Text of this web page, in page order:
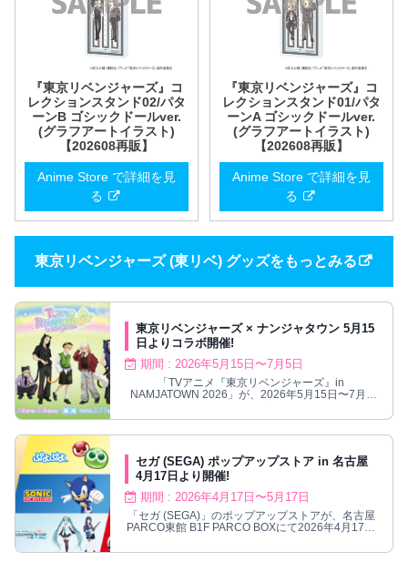
『東京リベンジャーズ』コ
レクションスタンド02/パタ
ーンB ゴシックドールver.
(グラフアートイラスト)
【202608再販】
Anime Store で詳細を見
る
『東京リベンジャーズ』コ
レクションスタンド01/パタ
ーンA ゴシックドールver.
(グラフアートイラスト)
【202608再販】
Anime Store で詳細を見
る
東京リベンジャーズ (東リベ) グッズをもっとみる
東京リベンジャーズ × ナンジャタウン 5月15
日よりコラボ開催!
期間 : 2026年5月15日〜7月5日
「TVアニメ『東京リベンジャーズ』in
NAMJATOWN 2026」が、2026年5月15日〜7月5
セガ (SEGA) ポップアップストア in 名古屋
4月17日より開催!
期間 : 2026年4月17日〜5月17日
「セガ (SEGA)」のポップアップストアが、名古屋
PARCO東館 B1F PARCO BOXにて2026年4月17日